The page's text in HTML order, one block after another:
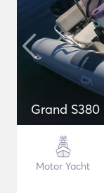
Grand S380
Motor Yacht